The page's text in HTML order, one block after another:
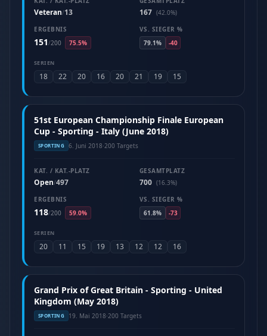
Veteran/13 167 (42.0%)
ERGEBNIS
151/200 75.5%
VS. SIEGER %
79.1%
-40
SERIEN
18 22 20 16 20 21 19 15
51st European Championship Finale European
Cup - Sporting - Italy (June 2018)
SPORTING 6. Juni 2018·200 Targets
KAT. / KAT.-PLATZ
Open/497
GESAMTPLATZ
700 (16.3%)
ERGEBNIS
118/200 59.0%
VS. SIEGER %
61.8%
-73
SERIEN
20 11 15 19 13 12 12 16
Grand Prix of Great Britain - Sporting - United
Kingdom (May 2018)
SPORTING 19. Mai 2018·200 Targets